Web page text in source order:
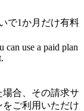
で1か月だけ有料
can use a paid plan
合、その請求サ
ご利用いただけ